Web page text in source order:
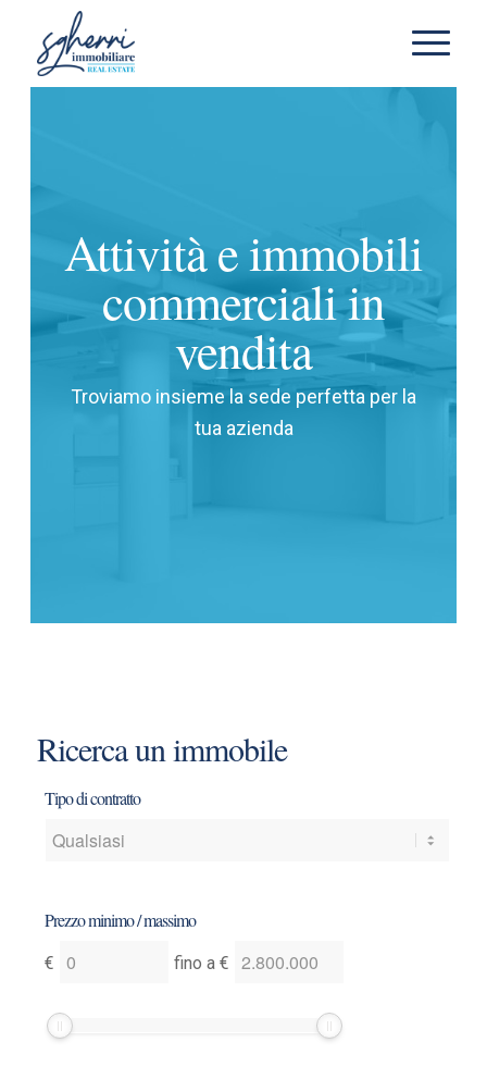
Attività e immobili
commerciali in
vendita
Troviamo insieme la sede perfetta per la
tua azienda
Ricerca un immobile
Tipo di contratto
Prezzo minimo / massimo
€
prezzo
minimo
fino a €